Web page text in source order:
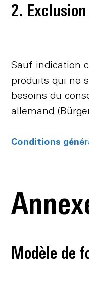
2.
Sauf indication
produits qui ne
besoins du
allemand
Conditions
Modèle de